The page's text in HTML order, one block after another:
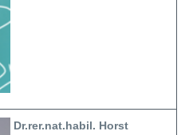
Dr.rer.nat.habil. Horst